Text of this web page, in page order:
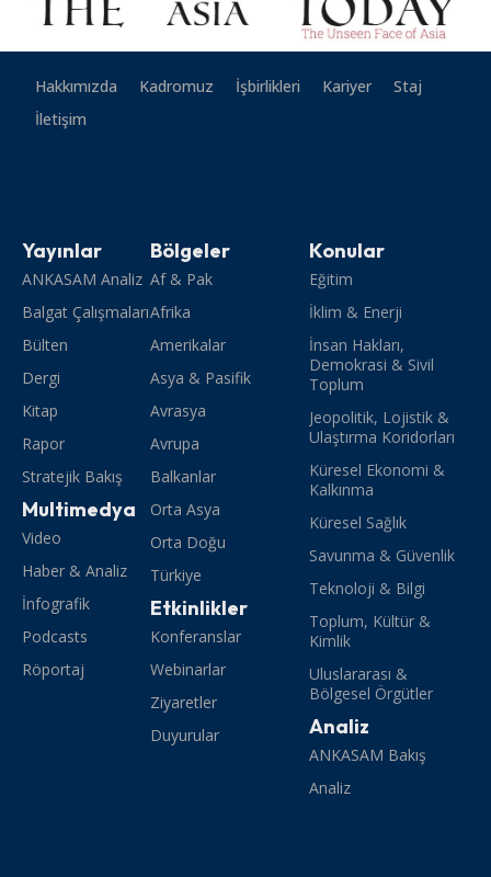
Hakkımızda Kadromuz İşbirlikleri Kariyer
Staj
İletişim
Yayınlar
ANKASAM Analiz
Balgat Çalışmaları
Bülten
Dergi
Kitap
Rapor
Stratejik Bakış
Multimedya
Video
Haber & Analiz
İnfografik
Podcasts
Röportaj
Bölgeler
Af & Pak
Afrika
Amerikalar
Asya & Pasifik
Avrasya
Avrupa
Balkanlar
Orta Asya
Orta Doğu
Türkiye
Etkinlikler
Konferanslar
Webinarlar
Ziyaretler
Duyurular
Konular
Eğitim
İklim & Enerji
İnsan Hakları,
Demokrasi & Sivil
Toplum
Jeopolitik, Lojistik &
Ulaştırma Koridorları
Küresel Ekonomi &
Kalkınma
Küresel Sağlık
Savunma & Güvenlik
Teknoloji & Bilgi
Toplum, Kültür &
Kimlik
Uluslararası &
Bölgesel Örgütler
Analiz
ANKASAM Bakış
Analiz